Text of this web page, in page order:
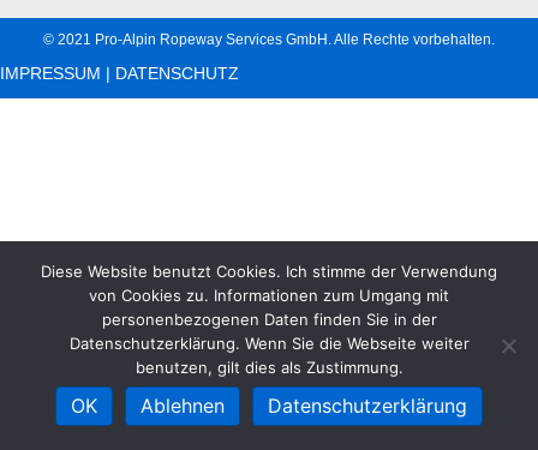
© 2021 Pro-Alpin Ropeway Services GmbH. Alle Rechte vorbehalten.
IMPRESSUM | DATENSCHUTZ
Diese Website benutzt Cookies. Ich stimme der Verwendung
von Cookies zu. Informationen zum Umgang mit
personenbezogenen Daten finden Sie in der
Datenschutzerklärung. Wenn Sie die Webseite weiter
benutzen, gilt dies als Zustimmung.
OK Ablehnen Datenschutzerklärung